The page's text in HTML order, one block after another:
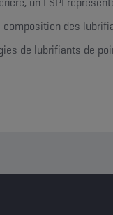
des
de lubrifiants de